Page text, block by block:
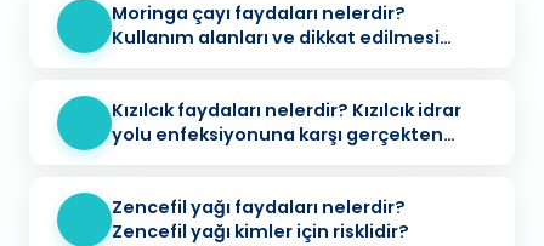
Moringa çayı faydaları nelerdir?
Kullanım alanları ve dikkat edilmesi
Kızılcık faydaları nelerdir? Kızılcık idrar
yolu enfeksiyonuna karşı gerçekten
Zencefil yağı faydaları nelerdir?
Zencefil yağı kimler için risklidir?